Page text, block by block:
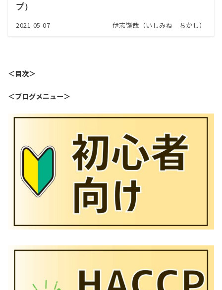
プ）
2021-05-07 伊志嶺哉（いしみね ちかし）
＜目次＞
＜ブログメニュー＞